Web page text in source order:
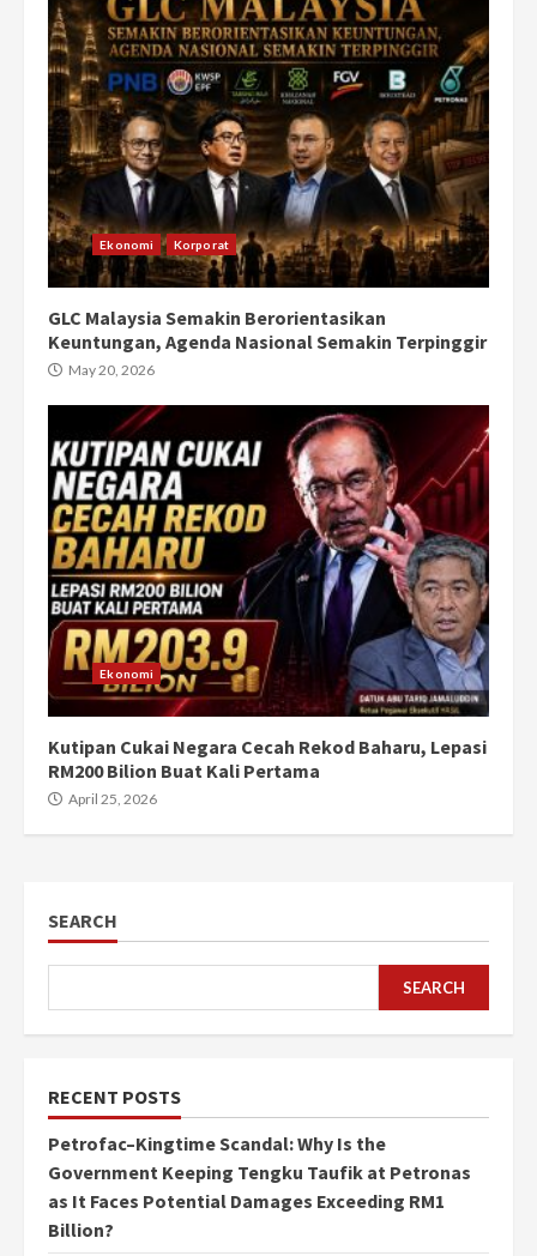
Ekonomi Korporat
GLC Malaysia Semakin Berorientasikan
Keuntungan, Agenda Nasional Semakin Terpinggir
May 20, 2026
Ekonomi
Kutipan Cukai Negara Cecah Rekod Baharu, Lepasi
RM200 Bilion Buat Kali Pertama
April 25, 2026
SEARCH
SEARCH
RECENT POSTS
Petrofac–Kingtime Scandal: Why Is the
Government Keeping Tengku Taufik at Petronas
as It Faces Potential Damages Exceeding RM1
Billion?